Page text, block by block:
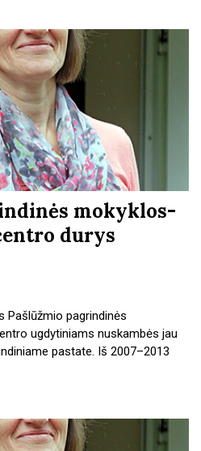
mokyklos-
durys
Pašlūžmio pagrindinės
ugdytiniams nuskambės jau
pastate. Iš 2007–2013